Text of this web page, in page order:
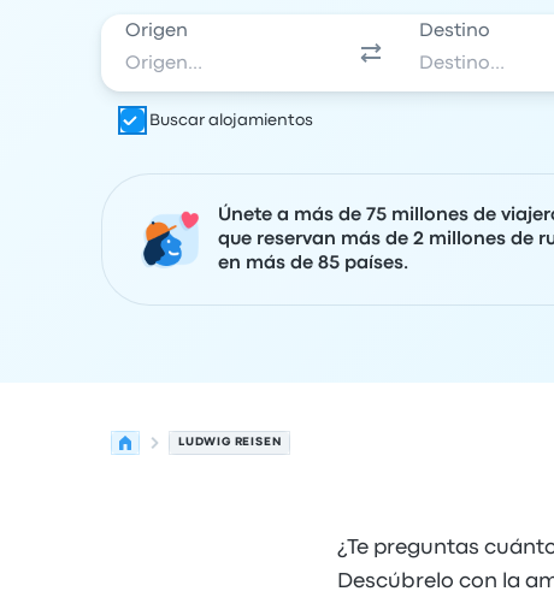
Origen Destino
Buscar alojamientos
Únete a más de 75 millones de
que reservan más de 2 millones de
en más de 85 países.
LUDWIG REISEN
¿Te preguntas
Descúbrelo con la